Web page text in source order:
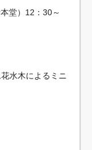
堂）12：30～
水木によるミニ